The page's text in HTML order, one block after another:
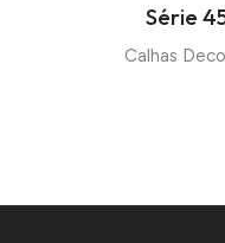
Série
Calhas